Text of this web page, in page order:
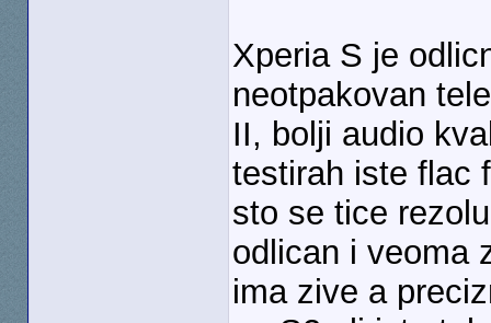
Xperia S je
neotpakovan
II, bolji audio
testirah iste flac
sto se tice
odlican i veoma
ima zive a